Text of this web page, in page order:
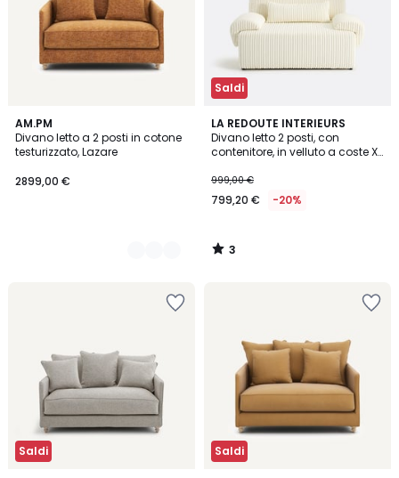
AM.PM
Divano letto a 2 posti in cotone
testurizzato, Lazare
2899,00 €
2
Colori
Saldi
LA REDOUTE INTERIEURS
Divano letto 2 posti, con
contenitore, in velluto a coste XL,
999,00 €
799,20 € -20%
3
/
5
3
/
Saldi Saldi